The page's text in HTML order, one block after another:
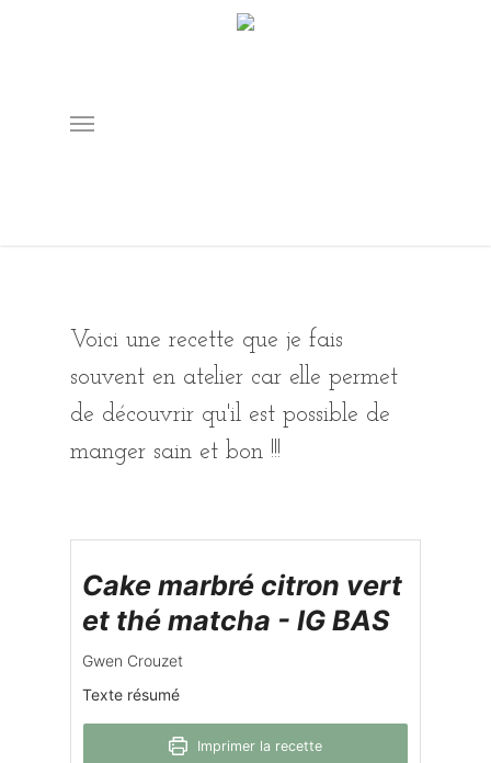
Voici une recette que je fais
souvent en atelier car elle permet
de découvrir qu'il est possible de
manger sain et bon !!!
Cake marbré citron vert
et thé matcha - IG BAS
Gwen Crouzet
Texte résumé
Imprimer la recette